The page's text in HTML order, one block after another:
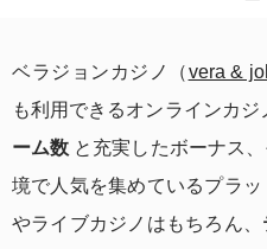
ベラジョンカジノ（vera &
も利用できるオンラインカジ
ーム数 と充実したボーナス
境で人気を集めているプラ
やライブカジノはもちろん、